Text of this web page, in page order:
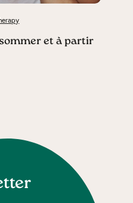
et à partir